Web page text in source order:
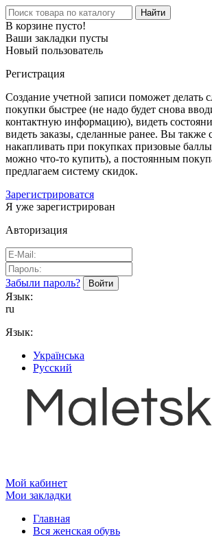
Найти
В корзине пусто!
Ваши закладки пусты
Новый пользователь
Регистрация
Создание учетной записи поможет делать
покупки быстрее (не надо будет снова
контактную информацию), видеть
видеть заказы, сделанные ранее. Вы также
накапливать при покупках призовые
можно что-то купить), а постоянным
предлагаем систему скидок.
Зарегистрироватся
Я уже зарегистрирован
Авторизация
Забыли пароль?
Язык:
ru
Язык:
Українська
Русский
Мой кабинет
Мои закладки
Главная
Вся женская обувь